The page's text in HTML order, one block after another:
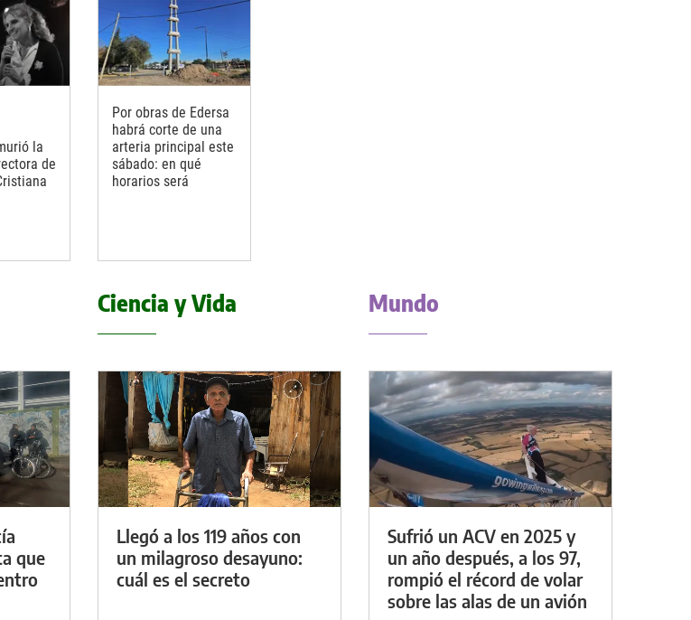
la
de
Por obras de Edersa
habrá corte de una
arteria principal este
sábado: en qué
horarios será
que
Ciencia y Vida
Llegó a los 119 años con
un milagroso desayuno:
cuál es el secreto
Mundo
Sufrió un ACV en 2025 y
un año después, a los 97,
rompió el récord de volar
sobre las alas de un avión